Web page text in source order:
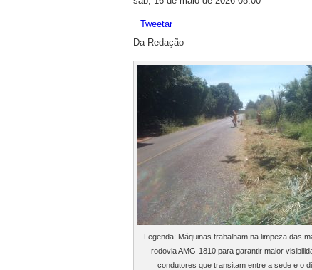
Tweetar
Da Redação
Legenda: Máquinas trabalham na limpeza das
rodovia AMG-1810 para garantir maior
condutores que transitam entre a sede e o